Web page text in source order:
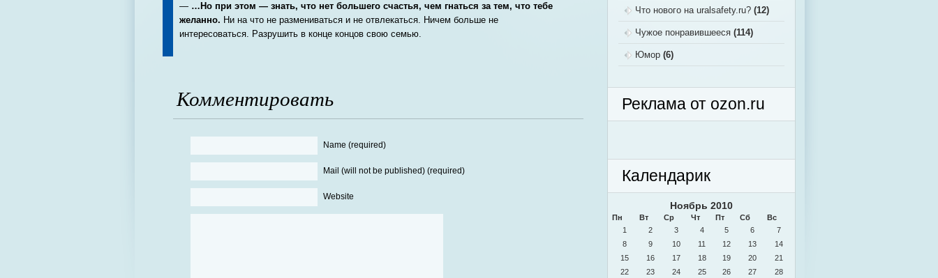
— …Но при этом — знать, что нет большего счастья, чем гнаться за тем, что тебе
желанно. Ни на что не размениваться и не отвлекаться. Ничем больше не
интересоваться. Разрушить в конце концов свою семью.
Комментировать
Name (required)
Mail (will not be published) (required)
Website
Что нового на uralsafety.ru? (12)
Чужое понравившееся (114)
Юмор (6)
Реклама от ozon.ru
Календарик
Ноябрь 2010
Пн Вт Ср Чт Пт Сб
Вс
1
2 3 4 5 6
7
8
9 10 11 12 13
14
15
16 17 18 19 20
21
22
23 24 25 26 27
28